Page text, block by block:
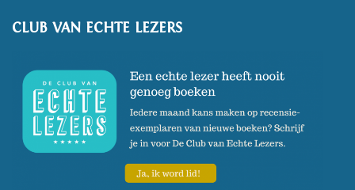
CLUB VAN ECHTE LEZERS